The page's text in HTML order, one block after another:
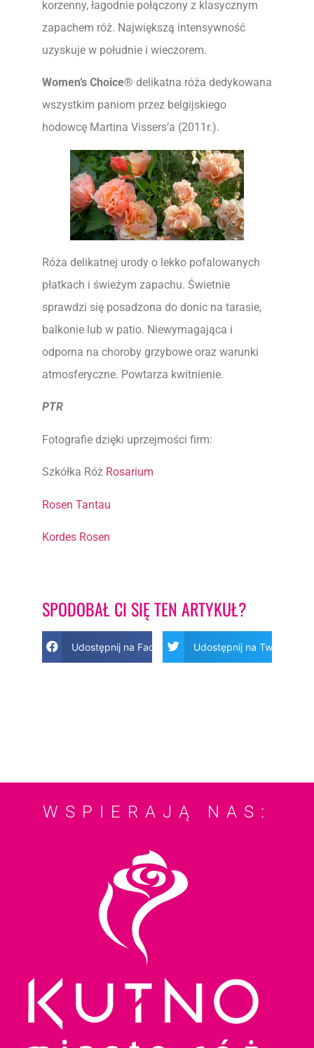
korzenny, łagodnie połączony z klasycznym
zapachem róż. Największą intensywność
uzyskuje w południe i wieczorem.
Women’s Choice® delikatna róża dedykowana
wszystkim paniom przez belgijskiego
hodowcę Martina Vissers’a (2011r.).
Róża delikatnej urody o lekko pofalowanych
płatkach i świeżym zapachu. Świetnie
sprawdzi się posadzona do donic na tarasie,
balkonie lub w patio. Niewymagająca i
odporna na choroby grzybowe oraz warunki
atmosferyczne. Powtarza kwitnienie.
PTR
Fotografie dzięki uprzejmości firm:
Szkółka Róż Rosarium
Rosen Tantau
Kordes Rosen
SPODOBAŁ CI SIĘ TEN ARTYKUŁ?
Udostępnij na Facebook Udostępnij na Twitter
WSPIERAJĄ NAS: